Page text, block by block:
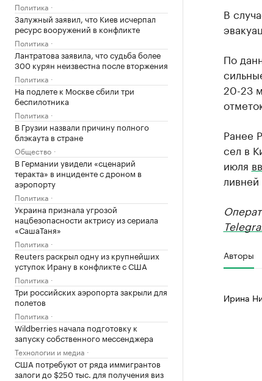
Политика
Залужный заявил, что Киев исчерпал
ресурс вооружений в конфликте
Политика
Лантратова заявила, что судьба более
300 курян неизвестна после вторжения
Политика
На подлете к Москве сбили три
беспилотника
Политика
В Грузии назвали причину полного
блэкаута в стране
Общество
В Германии увидели «сценарий
теракта» в инциденте с дроном в
аэропорту
Политика
Украина признала угрозой
нацбезопасности актрису из сериала
«СашаТаня»
Политика
Reuters раскрыл одну из крупнейших
уступок Ирану в конфликте с США
Политика
Три российских аэропорта закрыли для
полетов
Политика
Wildberries начала подготовку к
запуску собственного мессенджера
Технологии и медиа
США потребуют от ряда иммигрантов
залоги до $250 тыс. для получения виз
В
По
20-23
Ранее
сел в
июля
Авторы
Ирина